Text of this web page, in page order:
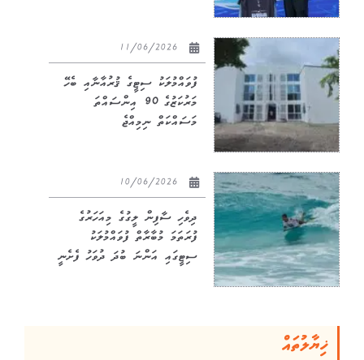
ފުވައްމުލަކު ސިޓީގެ ޤުރުއާނާއި ބެހޭ
މަރުކަޒުގެ 90 އިންސައްތަ
މަސައްކަތް ނިމިއްޖެ
ދިވެހި ސާފިން ލީގުގެ މިއަހަރުގެ
ފުރަތަމަ މުބާރާތް ފުވައްމުލަކު
ސިޓީގައި އަންނަ ބުދަ ދުވަހު ފެށެނީ
ޚިޔާލުތައް